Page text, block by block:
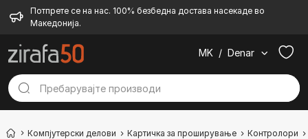
Потпрете се на нас. 100% безбедна достава насекаде во
Македонија.
MK / Denar
Компјутерски делови Картичка за проширување Контролори